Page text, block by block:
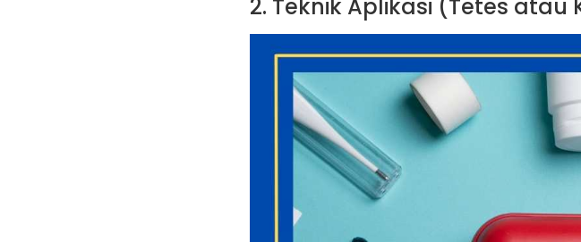
2. Teknik Aplikasi (Tetes atau